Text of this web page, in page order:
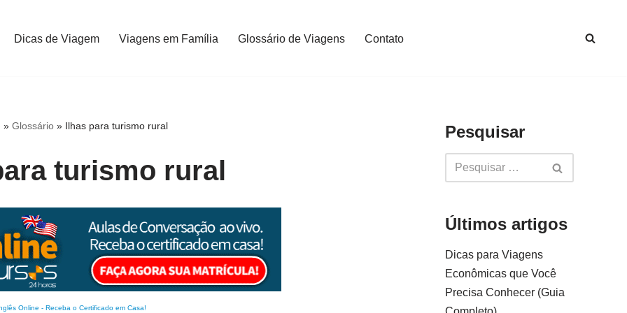
Dicas de Viagem Viagens em Família Glossário de Viagens Contato
»Glossário » Ilhas para turismo rural
turismo rural
Online - Receba o Certificado em Casa!
Pesquisar
Últimos artigos
Dicas para Viagens
Econômicas que Você
Precisa Conhecer (Guia